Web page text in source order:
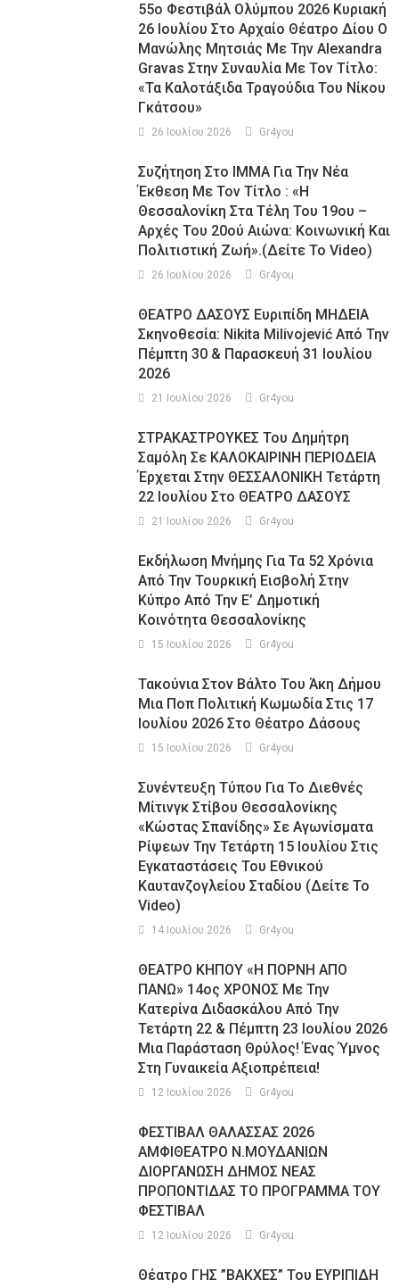
55ο Φεστιβάλ Ολύμπου 2026 Κυριακή
26 Ιουλίου Στο Αρχαίο Θέατρο Δίου Ο
Μανώλης Μητσιάς Με Την Alexandra
Gravas Στην Συναυλία Με Τον Τίτλο:
«τα Καλοτάξιδα Τραγούδια Του Νίκου
Γκάτσου»
26 Ιουλίου 2026 Gr4you
Συζήτηση Στο ΙΜΜΑ Για Την Νέα
Έκθεση Με Τον Τίτλο : «Η
Θεσσαλονίκη Στα Τέλη Του 19ου –
Αρχές Του 20ού Αιώνα: Κοινωνική Και
Πολιτιστική Ζωή».(Δείτε Το Video)
26 Ιουλίου 2026 Gr4you
ΘΕΑΤΡΟ ΔΑΣΟΥΣ Ευριπίδη ΜΗΔΕΙΑ
Σκηνοθεσία: Nikita Milivojević Από Την
Πέμπτη 30 & Παρασκευή 31 Ιουλίου
2026
21 Ιουλίου 2026 Gr4you
ΣΤΡΑΚΑΣΤΡΟΥΚΕΣ Του Δημήτρη
Σαμόλη Σε ΚΑΛΟΚΑΙΡΙΝΗ ΠΕΡΙΟΔΕΙΑ
Έρχεται Στην ΘΕΣΣΑΛΟΝΙΚΗ Τετάρτη
22 Ιουλίου Στο ΘΕΑΤΡΟ ΔΑΣΟΥΣ
21 Ιουλίου 2026 Gr4you
Εκδήλωση Μνήμης Για Τα 52 Χρόνια
Από Την Τουρκική Εισβολή Στην
Κύπρο Από Την Ε’ Δημοτική
Κοινότητα Θεσσαλονίκης
15 Ιουλίου 2026 Gr4you
Τακούνια Στον Βάλτο Του Άκη Δήμου
Μια Ποπ Πολιτική Κωμωδία Στις 17
Ιουλίου 2026 Στο Θέατρο Δάσους
15 Ιουλίου 2026 Gr4you
Συνέντευξη Τύπου Για Το Διεθνές
Μίτινγκ Στίβου Θεσσαλονίκης
«Κώστας Σπανίδης» Σε Αγωνίσματα
Ρίψεων Την Τετάρτη 15 Ιουλίου Στις
Εγκαταστάσεις Του Εθνικού
Καυτανζογλείου Σταδίου (Δείτε Το
Video)
14 Ιουλίου 2026 Gr4you
ΘΕΑΤΡΟ ΚΗΠΟΥ «Η ΠΟΡΝΗ ΑΠΟ
ΠΑΝΩ» 14ος ΧΡΟΝΟΣ Με Την
Κατερίνα Διδασκάλου Από Την
Τετάρτη 22 & Πέμπτη 23 Ιουλίου 2026
Μια Παράσταση Θρύλος! Ένας Ύμνος
Στη Γυναικεία Αξιοπρέπεια!
12 Ιουλίου 2026 Gr4you
ΦΕΣΤΙΒΑΛ ΘΑΛΑΣΣΑΣ 2026
ΑΜΦΙΘΕΑΤΡΟ Ν.ΜΟΥΔΑΝΙΩΝ
ΔΙΟΡΓΑΝΩΣΗ ΔΗΜΟΣ ΝΕΑΣ
ΠΡΟΠΟΝΤΙΔΑΣ ΤΟ ΠΡΟΓΡΑΜΜΑ ΤΟΥ
ΦΕΣΤΙΒΑΛ
12 Ιουλίου 2026 Gr4you
Θέατρο ΓΗΣ ”ΒΑΚΧΕΣ” Του ΕΥΡΙΠΙΔΗ